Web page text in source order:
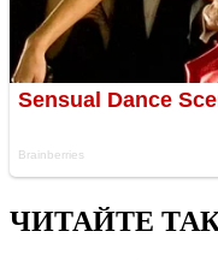
ЧИТАЙТЕ